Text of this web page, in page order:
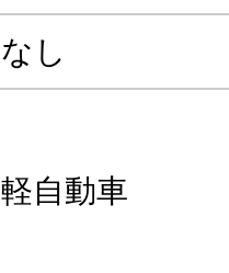
なし
軽自動車